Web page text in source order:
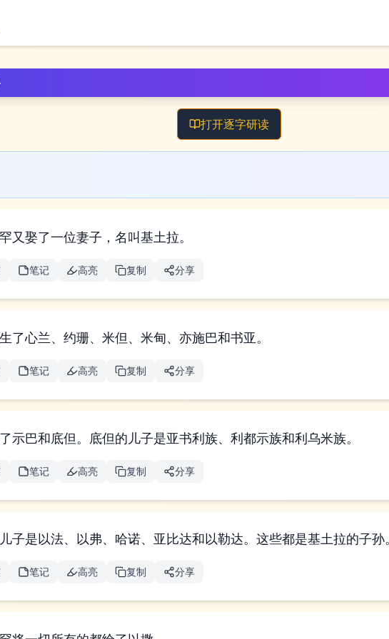
打开逐字研读
又娶了一位妻子，名叫基土拉。
笔记 高亮 复制 分享
了心兰、约珊、米但、米甸、亦施巴和书亚。
笔记 高亮 复制 分享
示巴和底但。底但的儿子是亚书利族、利都示族和利乌米族。
笔记 高亮 复制 分享
子是以法、以弗、哈诺、亚比达和以勒达。这些都是基土拉的子孙
笔记 高亮 复制 分享